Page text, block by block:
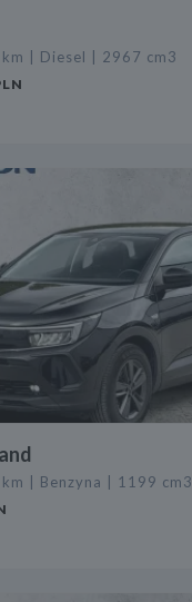
| Diesel | 2967 cm3
| Benzyna | 1199 cm3